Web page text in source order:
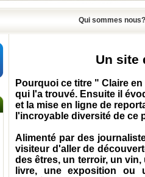
Qui sommes nous?
Un site
Pourquoi ce titre " Claire
qui l'a trouvé. Ensuite il
et la mise en ligne de
l'incroyable diversité de ce
Alimenté par des
visiteur d'aller de
des êtres, un terroir, un
livre, une exposition ou